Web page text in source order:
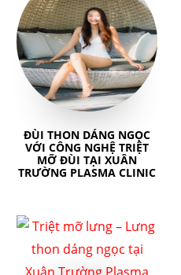
ĐÙI THON DÁNG NGỌC
VỚI CÔNG NGHỆ TRIỆT
MỠ ĐÙI TẠI XUÂN
TRƯỜNG PLASMA CLINIC